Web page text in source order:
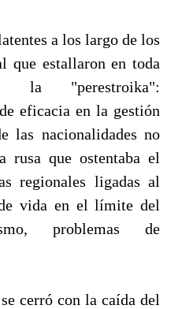
a los largo de los
que estallaron en toda
la "perestroika":
eficacia en la gestión
las nacionalidades no
rusa que ostentaba el
regionales ligadas al
vida en el límite del
problemas de
cerró con la caída del